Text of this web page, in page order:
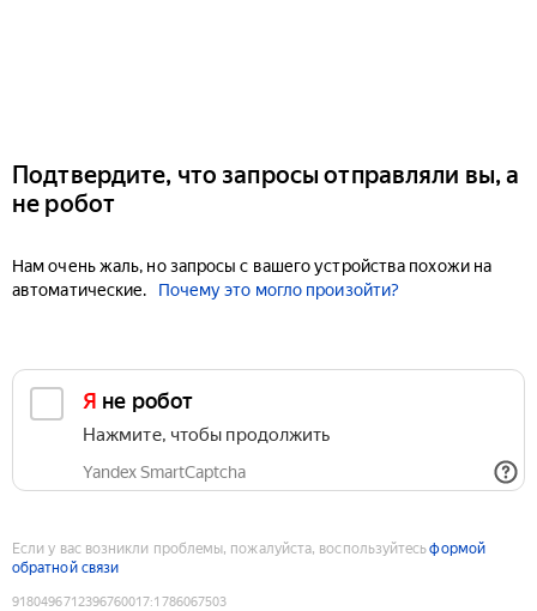
Подтвердите, что запросы отправляли вы, а
не робот
Нам очень жаль, но запросы с вашего устройства похожи на
автоматические.
Почему это могло произойти?
Я не робот
Нажмите, чтобы продолжить
Yandex SmartCaptcha
Если у вас возникли проблемы, пожалуйста, воспользуйтесьформой
обратной связи
9180496712396760017:1786067503